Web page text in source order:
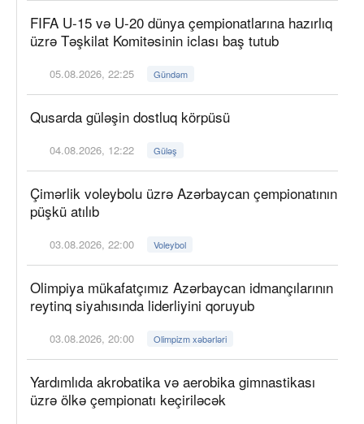
FIFA U-15 və U-20 dünya çempionatlarına hazırlıq
üzrə Təşkilat Komitəsinin iclası baş tutub
05.08.2026, 22:25 Gündəm
Qusarda güləşin dostluq körpüsü
04.08.2026, 12:22 Güləş
Çimərlik voleybolu üzrə Azərbaycan çempionatının
püşkü atılıb
03.08.2026, 22:00 Voleybol
Olimpiya mükafatçımız Azərbaycan idmançılarının
reytinq siyahısında liderliyini qoruyub
03.08.2026, 20:00 Olimpizm xəbərləri
Yardımlıda akrobatika və aerobika gimnastikası
üzrə ölkə çempionatı keçiriləcək